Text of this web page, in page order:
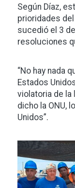
Según Díaz,
prioridades del
sucedió el 3
resoluciones
“No hay nada
Estados
violatoria de la
dicho la ONU,
Unidos”.
Imagen